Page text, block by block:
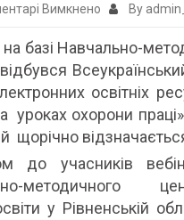
Вимкнено до
вебінар
для
викладачів
охорони
праці
By
на базі Навчально-
освітніх
уроках охорони
щорічно
до учасників
методичного
у Рівненській